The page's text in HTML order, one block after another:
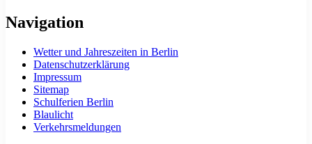
Navigation
Wetter und Jahreszeiten in Berlin
Datenschutzerklärung
Impressum
Sitemap
Schulferien Berlin
Blaulicht
Verkehrsmeldungen